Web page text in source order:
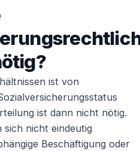
ist von
ist dann nicht nötig.
sich nicht eindeutig
Beschäftigung oder